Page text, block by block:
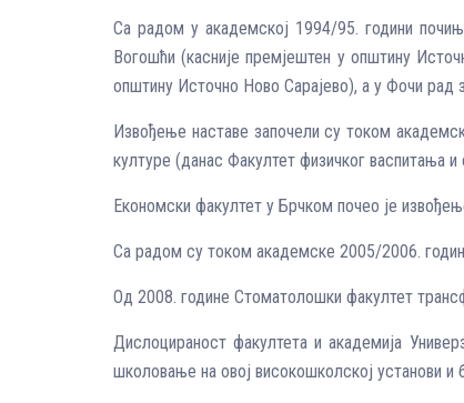
Са радом у академској 1994/95. години
Вогошћи (касније премјештен у општину
општину Источно Ново Сарајево), а у Фочи рад
Извођење наставе започели су током
културе (данас Факултет физичког васпитања
Економски факултет у Брчком почео је
Са радом су током академске 2005/2006.
Од 2008. године Стоматолошки факултет
Дислоцираност факултета и академија
школовање на овој високошколској установи и